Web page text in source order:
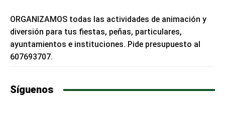
ORGANIZAMOS todas las actividades de animación y
diversión para tus fiestas, peñas, particulares,
ayuntamientos e instituciones. Pide presupuesto al
607693707.
Síguenos